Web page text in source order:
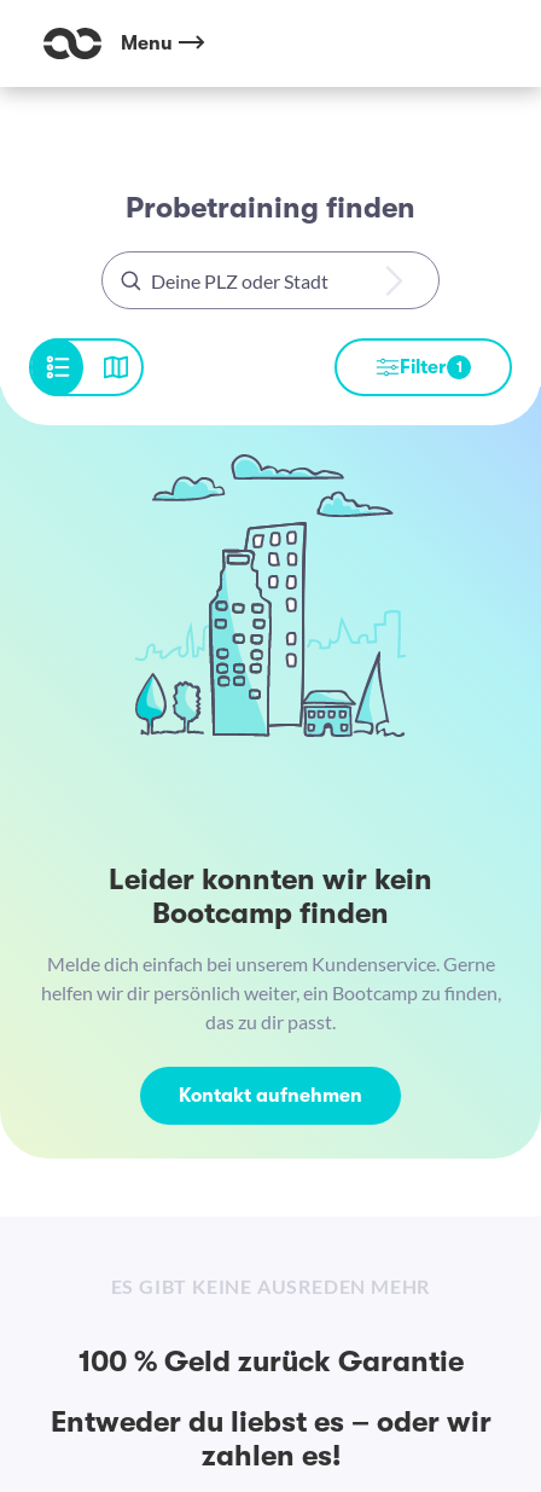
Menu
Probetraining finden
Filter 1
Leider konnten wir kein
Bootcamp finden
Melde dich einfach bei unserem Kundenservice. Gerne
helfen wir dir persönlich weiter, ein Bootcamp zu finden,
das zu dir passt.
Kontakt aufnehmen
ES GIBT KEINE AUSREDEN MEHR
100 % Geld zurück Garantie
Entweder du liebst es – oder wir
zahlen es!